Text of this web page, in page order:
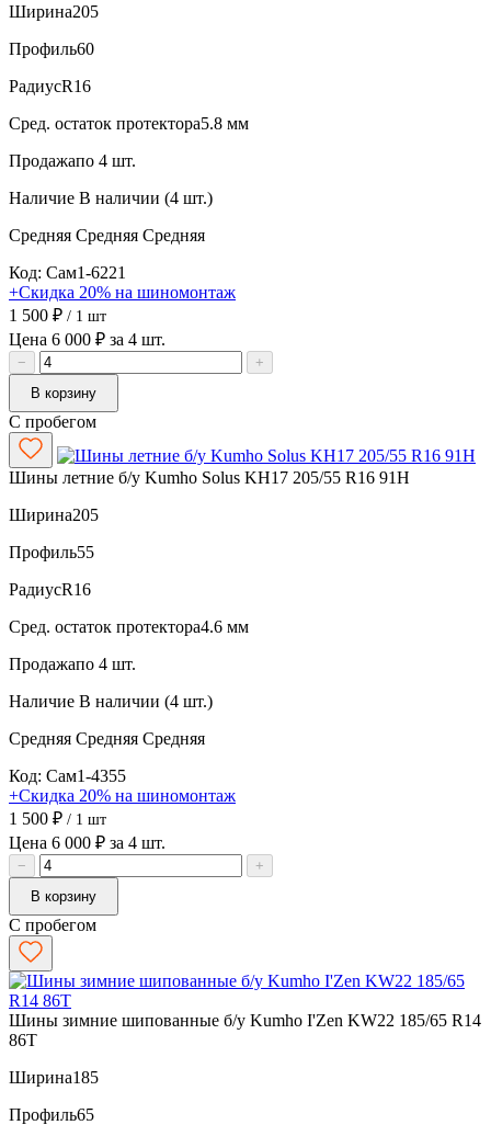
Ширина205
Профиль60
РадиусR16
Сред. остаток протектора5.8 мм
Продажапо 4 шт.
Наличие В наличии (4 шт.)
Средняя Средняя Средняя
Код: Сам1-6221
+Скидка 20% на шиномонтаж
1 500 ₽ / 1 шт
Цена 6 000 ₽ за 4 шт.
−
+
В корзину
С пробегом
Шины летние б/у Kumho Solus KH17 205/55 R16 91H
Ширина205
Профиль55
РадиусR16
Сред. остаток протектора4.6 мм
Продажапо 4 шт.
Наличие В наличии (4 шт.)
Средняя Средняя Средняя
Код: Сам1-4355
+Скидка 20% на шиномонтаж
1 500 ₽ / 1 шт
Цена 6 000 ₽ за 4 шт.
−
+
В корзину
С пробегом
Шины зимние шипованные б/у Kumho I'Zen KW22 185/65 R14
86T
Ширина185
Профиль65